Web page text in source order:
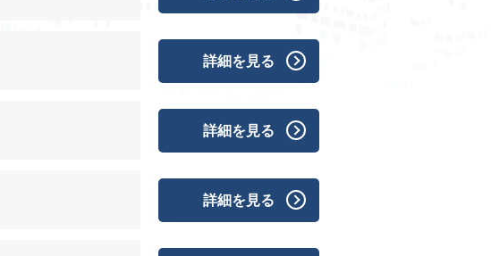
詳細を見る
詳細を見る
詳細を見る